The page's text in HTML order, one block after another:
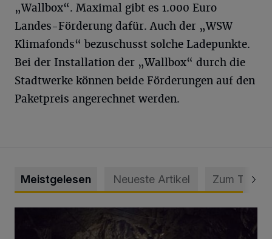
„Wallbox“. Maximal gibt es 1.000 Euro
Landes-Förderung dafür. Auch der „WSW
Klimafonds“ bezuschusst solche Ladepunkte.
Bei der Installation der „Wallbox“ durch die
Stadtwerke können beide Förderungen auf den
Paketpreis angerechnet werden.
Meistgelesen Neueste Artikel Zum Thema